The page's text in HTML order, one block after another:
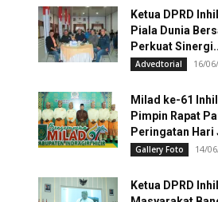
Ketua DPRD
Piala Dunia
Perkuat
Advedtorial 16/
Milad ke-61
Pimpin Rapat
Peringatan Hari
Gallery Foto 14/
Ketua DPRD